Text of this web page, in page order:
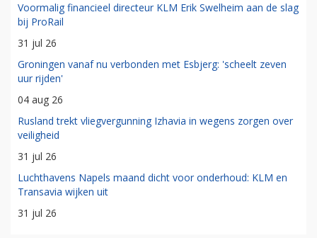
Voormalig financieel directeur KLM Erik Swelheim aan de slag
bij ProRail
31 jul 26
Groningen vanaf nu verbonden met Esbjerg: 'scheelt zeven
uur rijden'
04 aug 26
Rusland trekt vliegvergunning Izhavia in wegens zorgen over
veiligheid
31 jul 26
Luchthavens Napels maand dicht voor onderhoud: KLM en
Transavia wijken uit
31 jul 26